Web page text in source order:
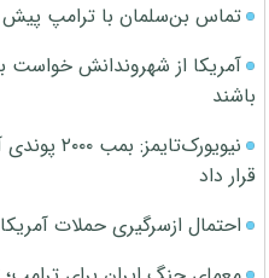
تماس بن‌سلمان با ترامپ پیش
آمریکا از شهروندانش خواست
باشند
قرار داد
احتمال ازسرگیری حملات آمریکا